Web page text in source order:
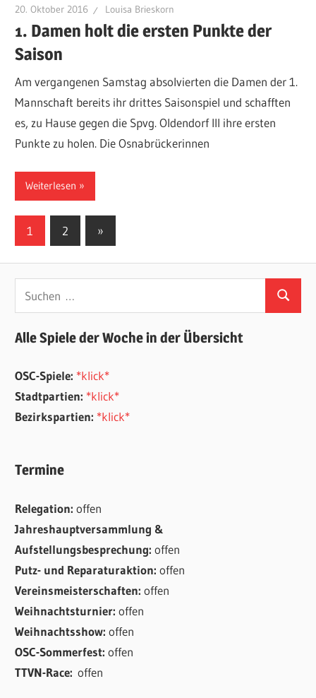
20. Oktober 2016 Louisa Brieskorn
1. Damen holt die ersten Punkte der
Saison
Am vergangenen Samstag absolvierten die Damen der 1.
Mannschaft bereits ihr drittes Saisonspiel und schafften
es, zu Hause gegen die Spvg. Oldendorf III ihre ersten
Punkte zu holen. Die Osnabrückerinnen
Weiterlesen
Seitennummerierung
Beiträge
1 2
Nächste
Beiträge
»
Suchen
Alle Spiele der Woche in der Übersicht
OSC-Spiele: *klick*
Stadtpartien: *klick*
Bezirkspartien: *klick*
Termine
Relegation:offen
Jahreshauptversammlung &
Aufstellungsbesprechung:offen
Putz- und Reparaturaktion:offen
Vereinsmeisterschaften:offen
Weihnachtsturnier:offen
Weihnachtsshow:offen
OSC-Sommerfest:offen
TTVN-Race:offen